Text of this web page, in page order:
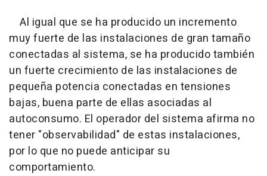
Al igual que se ha producido un incremento
muy fuerte de las instalaciones de gran tamaño
conectadas al sistema, se ha producido también
un fuerte crecimiento de las instalaciones de
pequeña potencia conectadas en tensiones
bajas, buena parte de ellas asociadas al
autoconsumo. El operador del sistema afirma no
tener "observabilidad" de estas instalaciones,
por lo que no puede anticipar su
comportamiento.